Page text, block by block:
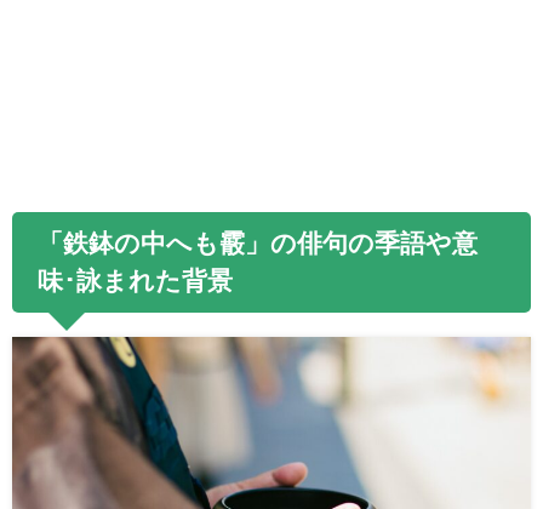
「鉄鉢の中へも霰」の俳句の季語や意
味･詠まれた背景